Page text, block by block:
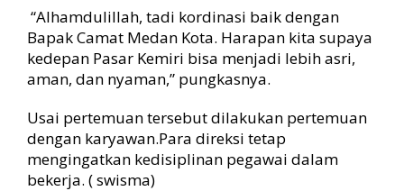
“Alhamdulillah, tadi kordinasi baik dengan
Bapak Camat Medan Kota. Harapan kita supaya
kedepan Pasar Kemiri bisa menjadi lebih asri,
aman, dan nyaman,” pungkasnya.
Usai pertemuan tersebut dilakukan pertemuan
dengan karyawan.Para direksi tetap
mengingatkan kedisiplinan pegawai dalam
bekerja. ( swisma)